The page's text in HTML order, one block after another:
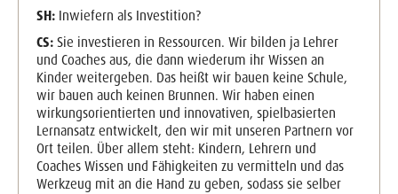
SH: Inwiefern als Investition?
CS: Sie investieren in Ressourcen. Wir bilden ja Lehrer
und Coaches aus, die dann wiederum ihr Wissen an
Kinder weitergeben. Das heißt wir bauen keine Schule,
wir bauen auch keinen Brunnen. Wir haben einen
wirkungsorientierten und innovativen, spielbasierten
Lernansatz entwickelt, den wir mit unseren Partnern vor
Ort teilen. Über allem steht: Kindern, Lehrern und
Coaches Wissen und Fähigkeiten zu vermitteln und das
Werkzeug mit an die Hand zu geben, sodass sie selber